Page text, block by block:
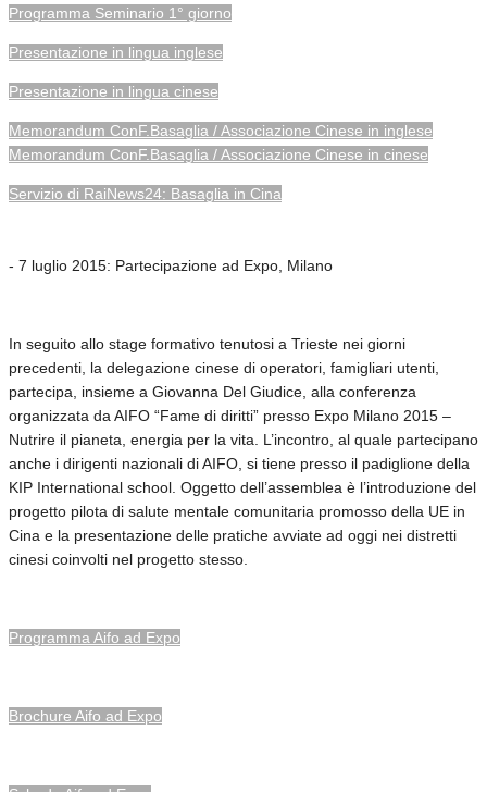
Programma Seminario 1° giorno
Presentazione in lingua inglese
Presentazione in lingua cinese
Memorandum ConF.Basaglia / Associazione Cinese in inglese
Memorandum ConF.Basaglia / Associazione Cinese in cinese
Servizio di RaiNews24: Basaglia in Cina
- 7 luglio 2015: Partecipazione ad Expo, Milano
In seguito allo stage formativo tenutosi a Trieste nei giorni
precedenti, la delegazione cinese di operatori, famigliari utenti,
partecipa, insieme a Giovanna Del Giudice, alla conferenza
organizzata da AIFO “Fame di diritti” presso Expo Milano 2015 –
Nutrire il pianeta, energia per la vita. L’incontro, al quale partecipano
anche i dirigenti nazionali di AIFO, si tiene presso il padiglione della
KIP International school. Oggetto dell’assemblea è l’introduzione del
progetto pilota di salute mentale comunitaria promosso della UE in
Cina e la presentazione delle pratiche avviate ad oggi nei distretti
cinesi coinvolti nel progetto stesso.
Programma Aifo ad Expo
Brochure Aifo ad Expo